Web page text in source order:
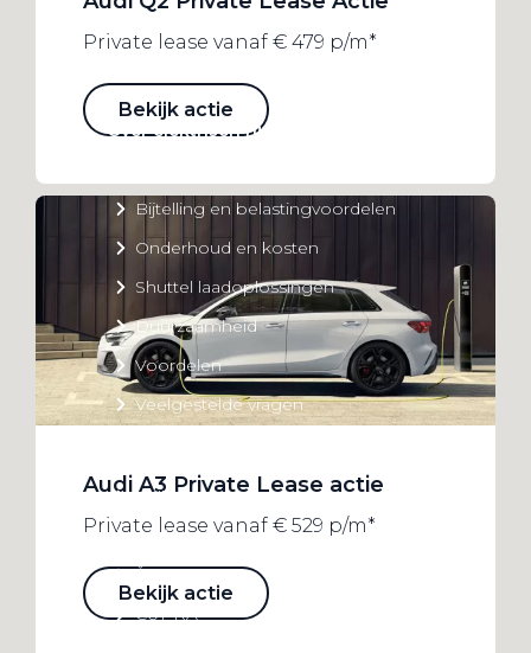
Terug
Over elektrisch rijden
Bijtelling en belastingvoordelen
Onderhoud en kosten
Shuttel laadoplossingen
Duurzaamheid
Voordelen
Veelgestelde vragen
Volkswagen
Audi
Škoda
CUPRA
Private lease vanaf € 479 p/m*
Bekijk actie
Audi A3 Private Lease actie
Private lease vanaf € 529 p/m*
Bekijk actie